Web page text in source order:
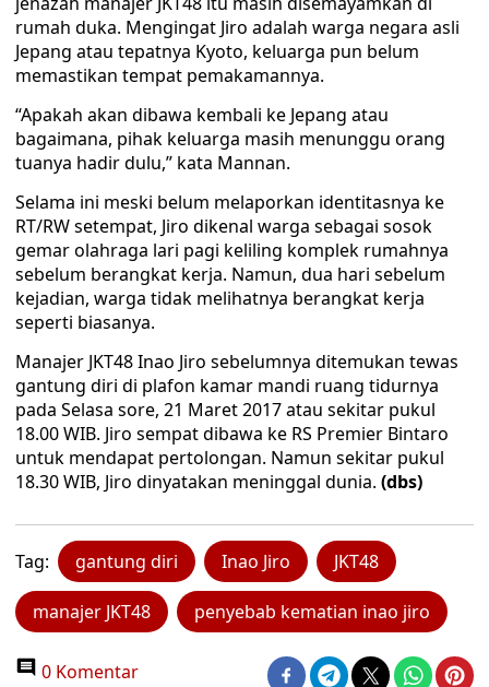
rumah duka. Mengingat Jiro adalah warga negara asli
Jepang atau tepatnya Kyoto, keluarga pun belum
memastikan tempat pemakamannya.
“Apakah akan dibawa kembali ke Jepang atau
bagaimana, pihak keluarga masih menunggu orang
tuanya hadir dulu,” kata Mannan.
Selama ini meski belum melaporkan identitasnya ke
RT/RW setempat, Jiro dikenal warga sebagai sosok
gemar olahraga lari pagi keliling komplek rumahnya
sebelum berangkat kerja. Namun, dua hari sebelum
kejadian, warga tidak melihatnya berangkat kerja
seperti biasanya.
Manajer JKT48 Inao Jiro sebelumnya ditemukan tewas
gantung diri di plafon kamar mandi ruang tidurnya
pada Selasa sore, 21 Maret 2017 atau sekitar pukul
18.00 WIB. Jiro sempat dibawa ke RS Premier Bintaro
untuk mendapat pertolongan. Namun sekitar pukul
18.30 WIB, Jiro dinyatakan meninggal dunia. (dbs)
Tag: gantung diri Inao Jiro JKT48
manajer JKT48 penyebab kematian inao jiro
0 Komentar